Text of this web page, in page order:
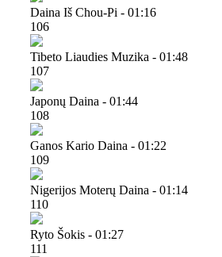
Daina Iš Chou-Pi - 01:16
106
Tibeto Liaudies Muzika - 01:48
107
Japonų Daina - 01:44
108
Ganos Kario Daina - 01:22
109
Nigerijos Moterų Daina - 01:14
110
Ryto Šokis - 01:27
111